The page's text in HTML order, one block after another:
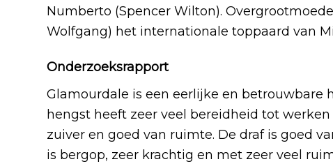
Numberto (Spencer Wilton).
Wolfgang) het internationale toppaard van
Onderzoeksrapport
Glamourdale is een eerlijke en betrouwbare
hengst heeft zeer veel bereidheid tot
zuiver en goed van ruimte. De draf is goed
is bergop, zeer krachtig en met zeer veel